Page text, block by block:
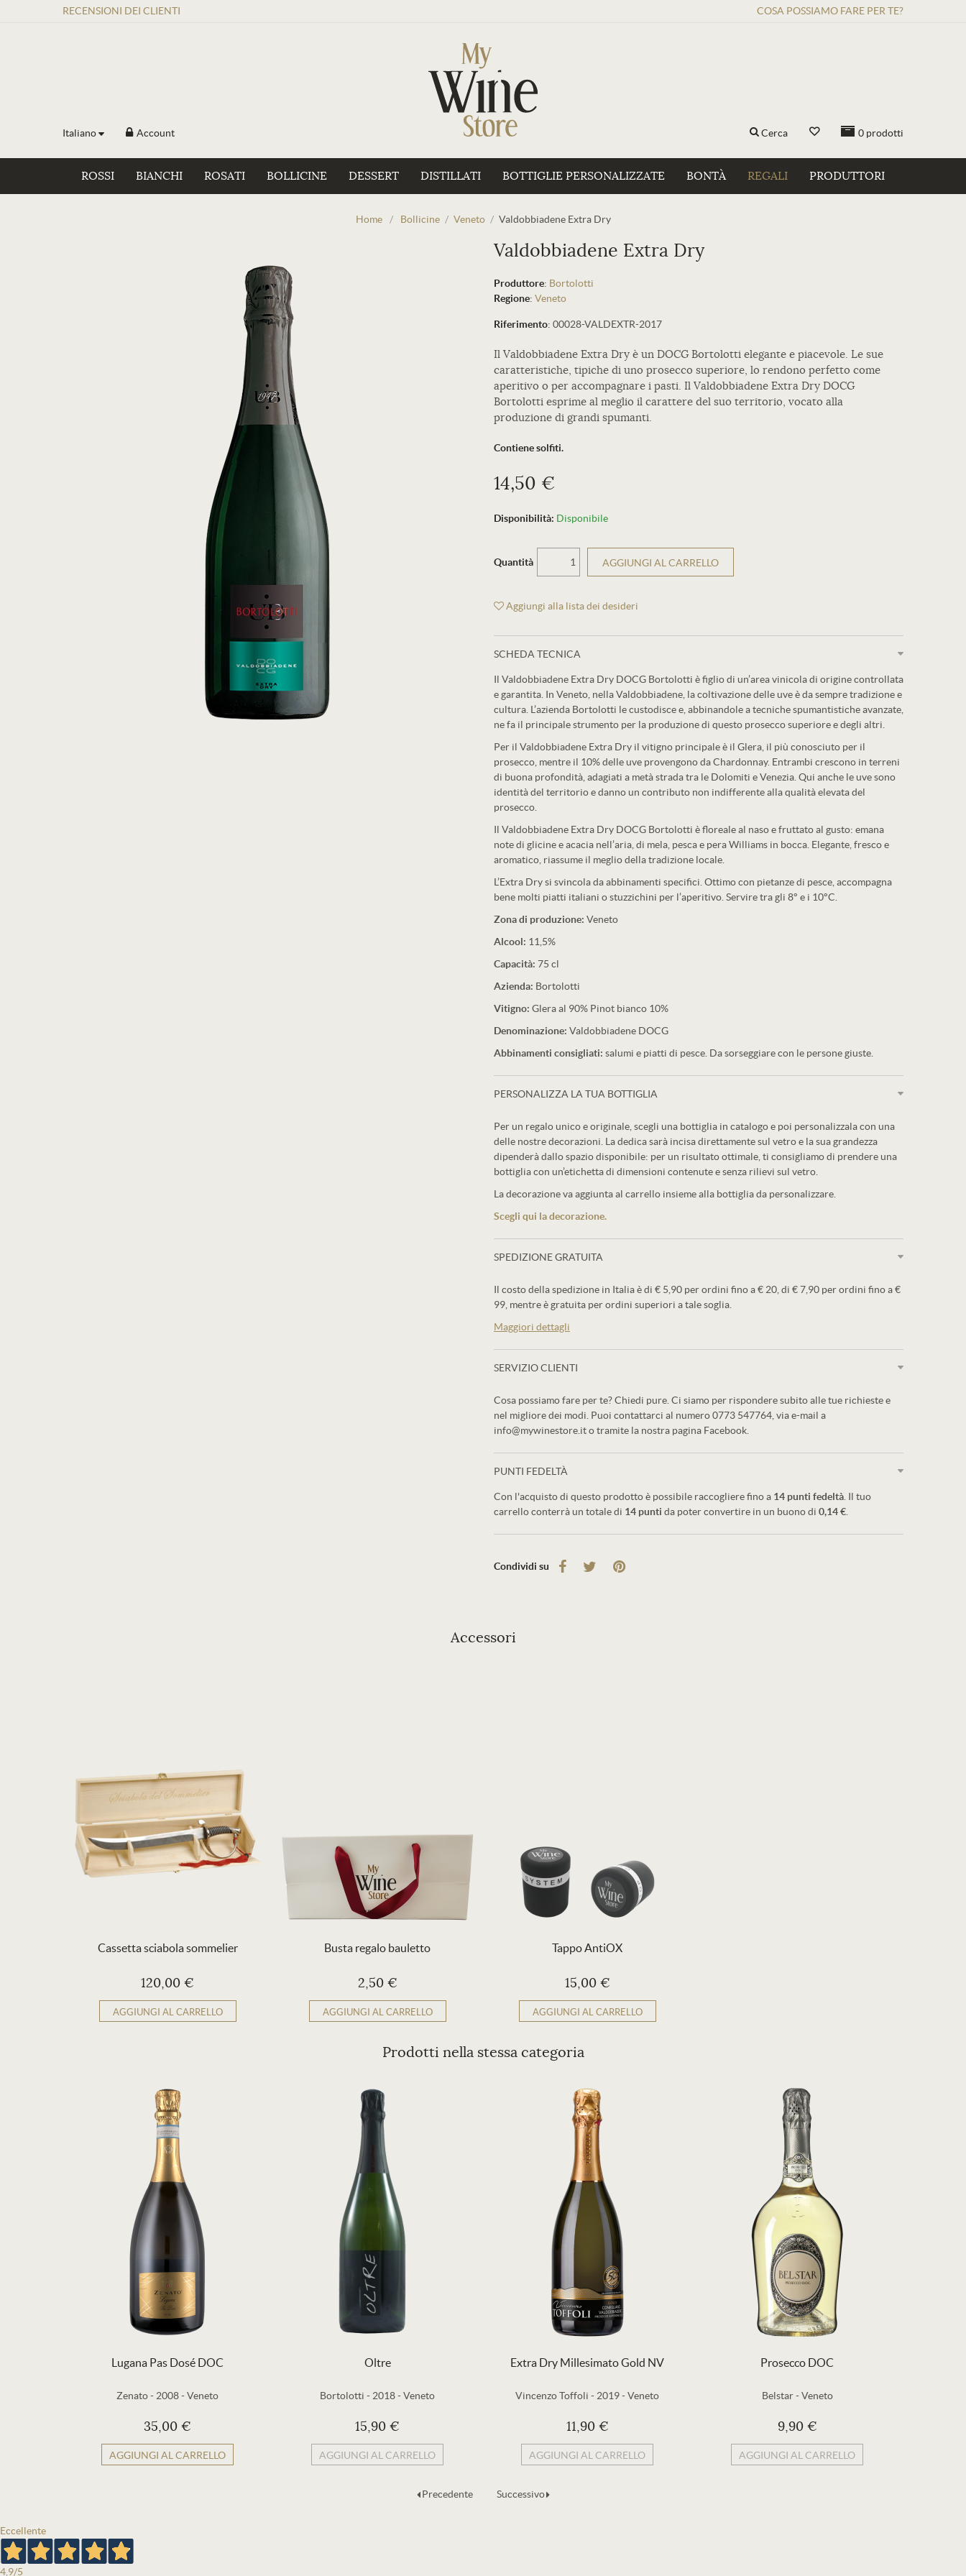
RECENSIONI DEI CLIENTI COSA POSSIAMO FARE PER TE?
Italiano Account 0 prodotti
Cerca
ROSSI BIANCHI ROSATI BOLLICINE DESSERT DISTILLATI BOTTIGLIE PERSONALIZZATE BONTÀ REGALI PRODUTTORI
Home / Bollicine / Veneto / Valdobbiadene Extra Dry
Valdobbiadene Extra Dry
Produttore: Bortolotti
Regione: Veneto
Riferimento: 00028-VALDEXTR-2017
Il Valdobbiadene Extra Dry è un DOCG Bortolotti elegante e piacevole. Le sue
caratteristiche, tipiche di uno prosecco superiore, lo rendono perfetto come
aperitivo o per accompagnare i pasti. Il Valdobbiadene Extra Dry DOCG
Bortolotti esprime al meglio il carattere del suo territorio, vocato alla
produzione di grandi spumanti.
Contiene solfiti.
14,50 €
Disponibilità: Disponibile
Quantità AGGIUNGI AL CARRELLO
Aggiungi alla lista dei desideri
SCHEDA TECNICA
Il Valdobbiadene Extra Dry DOCG Bortolotti è figlio di un’area vinicola di origine controllata
e garantita. In Veneto, nella Valdobbiadene, la coltivazione delle uve è da sempre tradizione e
cultura. L’azienda Bortolotti le custodisce e, abbinandole a tecniche spumantistiche avanzate,
ne fa il principale strumento per la produzione di questo prosecco superiore e degli altri.
Per il Valdobbiadene Extra Dry il vitigno principale è il Glera, il più conosciuto per il
prosecco, mentre il 10% delle uve provengono da Chardonnay. Entrambi crescono in terreni
di buona profondità, adagiati a metà strada tra le Dolomiti e Venezia. Qui anche le uve sono
identità del territorio e danno un contributo non indifferente alla qualità elevata del
prosecco.
Il Valdobbiadene Extra Dry DOCG Bortolotti è floreale al naso e fruttato al gusto: emana
note di glicine e acacia nell’aria, di mela, pesca e pera Williams in bocca. Elegante, fresco e
aromatico, riassume il meglio della tradizione locale.
L’Extra Dry si svincola da abbinamenti specifici. Ottimo con pietanze di pesce, accompagna
bene molti piatti italiani o stuzzichini per l’aperitivo. Servire tra gli 8° e i 10°C.
Zona di produzione: Veneto
Alcool: 11,5%
Capacità: 75 cl
Azienda: Bortolotti
Vitigno: Glera al 90% Pinot bianco 10%
Denominazione: Valdobbiadene DOCG
Abbinamenti consigliati: salumi e piatti di pesce. Da sorseggiare con le persone giuste.
PERSONALIZZA LA TUA BOTTIGLIA
Per un regalo unico e originale, scegli una bottiglia in catalogo e poi personalizzala con una
delle nostre decorazioni. La dedica sarà incisa direttamente sul vetro e la sua grandezza
dipenderà dallo spazio disponibile: per un risultato ottimale, ti consigliamo di prendere una
bottiglia con un’etichetta di dimensioni contenute e senza rilievi sul vetro.
La decorazione va aggiunta al carrello insieme alla bottiglia da personalizzare.
Scegli qui la decorazione.
SPEDIZIONE GRATUITA
Il costo della spedizione in Italia è di € 5,90 per ordini fino a € 20, di € 7,90 per ordini fino a €
99, mentre è gratuita per ordini superiori a tale soglia.
Maggiori dettagli
SERVIZIO CLIENTI
Cosa possiamo fare per te? Chiedi pure. Ci siamo per rispondere subito alle tue richieste e
nel migliore dei modi. Puoi contattarci al numero 0773 547764, via e-mail a
info@mywinestore.it o tramite la nostra pagina Facebook.
PUNTI FEDELTÀ
Con l'acquisto di questo prodotto è possibile raccogliere fino a 14 punti fedeltà . Il tuo
carrello conterrà un totale di 14 punti da poter convertire in un buono di 0,14 €
Condividi su
Accessori
Cassetta sciabola sommelier
120,00 €
AGGIUNGI AL CARRELLO
Busta regalo bauletto
2,50 €
AGGIUNGI AL CARRELLO
Tappo AntiOX
15,00 €
AGGIUNGI AL CARRELLO
Prodotti nella stessa categoria
Lugana Pas Dosé DOC
Zenato- 2008-Veneto
35,00 €
AGGIUNGI AL CARRELLO
Oltre
Bortolotti - 2018-Veneto
15,90 €
AGGIUNGI AL CARRELLO
Extra Dry Millesimato Gold NV
Vincenzo Toffoli - 2019-Veneto
11,90 €
AGGIUNGI AL CARRELLO
Prosecco DOC
Belstar -Veneto
9,90 €
AGGIUNGI AL CARRELLO
Precedente Successivo
Eccellente
4,9/5